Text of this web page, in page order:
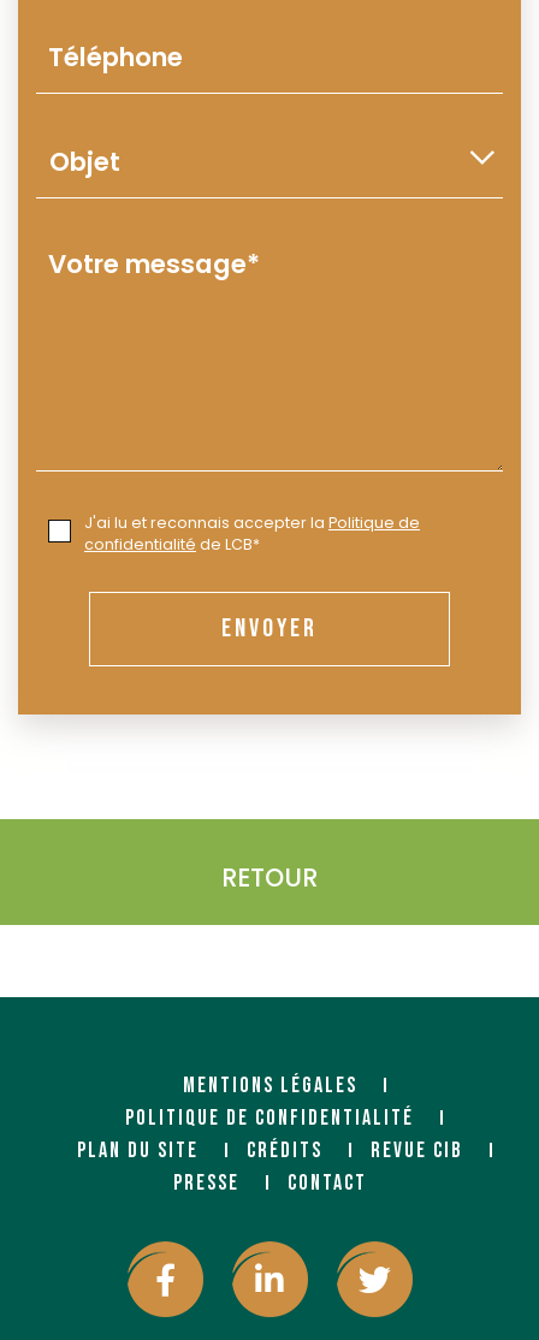
J'ai lu et reconnais accepter la Politique de
confidentialité de LCB*
ENVOYER
RETOUR
MENTIONS LÉGALES
POLITIQUE DE CONFIDENTIALITÉ
PLAN DU SITE
CRÉDITS
REVUE CIB
PRESSE
CONTACT